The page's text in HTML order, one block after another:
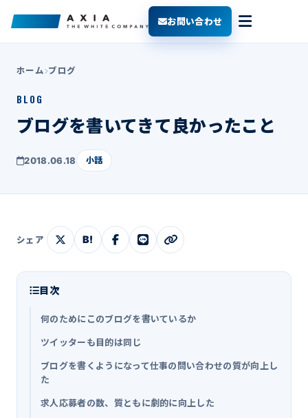
お問い合わせ
ホーム ブログ
BLOG
ブログを書いてきて良かったこと
2018.06.18 小話
シェア B!
目次
何のためにこのブログを書いているか
ツイッターも目的は同じ
ブログを書くようになって仕事の問い合わせの質が向上し
た
求人応募者の数、質ともに劇的に向上した